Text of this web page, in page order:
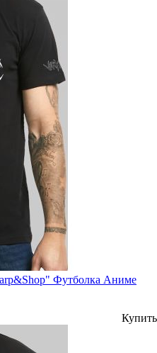
Футболка Аниме
Купить